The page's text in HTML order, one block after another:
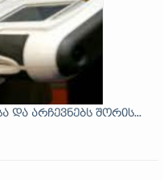
და არჩევნებს შორის...